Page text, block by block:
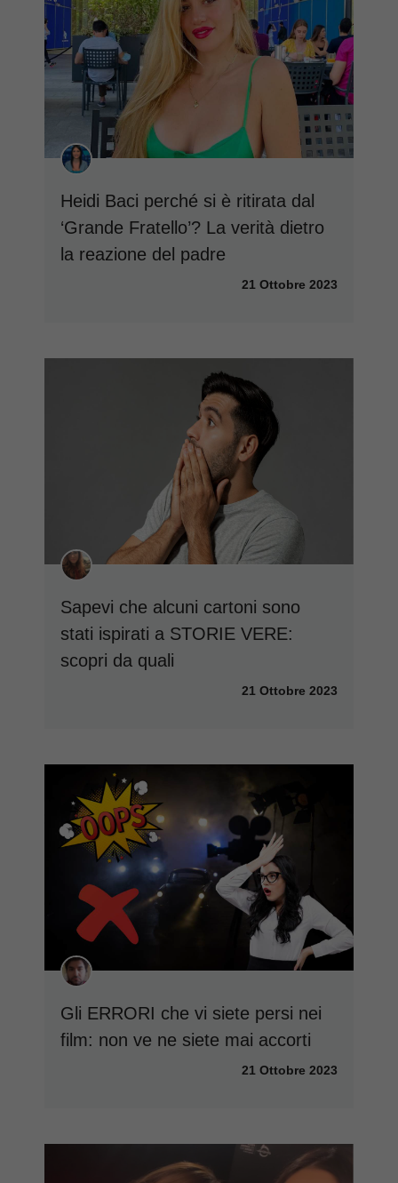
Heidi Baci perché si è ritirata dal
‘Grande Fratello’? La verità dietro
la reazione del padre
21 Ottobre 2023
Sapevi che alcuni cartoni sono
stati ispirati a STORIE VERE:
scopri da quali
21 Ottobre 2023
Gli ERRORI che vi siete persi nei
film: non ve ne siete mai accorti
21 Ottobre 2023